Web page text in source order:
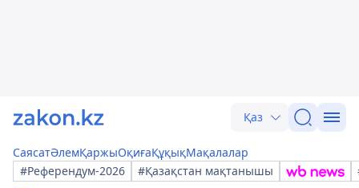
Қаз
СаясатӘлемҚаржыОқиғаҚұқықМақалалар
#Референдум-2026
#Қазақстан мақтанышы